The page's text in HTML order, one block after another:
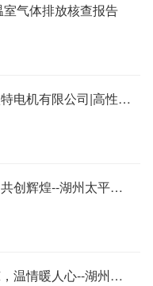
气体排放核查报告
湖州太平微特电机有限公司|高性能空心杯电机：数字经济领域的硬核力量
砥砺前行，共创辉煌--湖州太平微特电机有限公司 2024 年上半年度工作总结会议
夏日送清凉，温情暖人心--湖州太平微特电机有限公司关爱员工行动纪实